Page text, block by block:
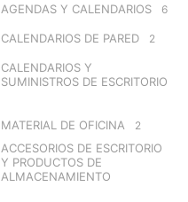
AGENDAS Y CALENDARIOS 6
CALENDARIOS DE PARED 2
CALENDARIOS Y
SUMINISTROS DE ESCRITORIO
MATERIAL DE OFICINA 2
ACCESORIOS DE ESCRITORIO
Y PRODUCTOS DE
ALMACENAMIENTO